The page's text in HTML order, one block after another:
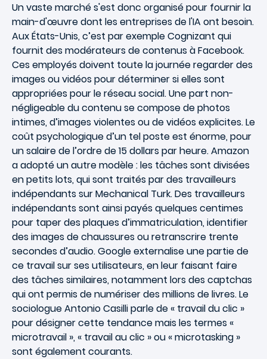
Un vaste marché s'est donc organisé pour fournir la
main-d'œuvre dont les entreprises de l'IA ont besoin.
Aux États-Unis, c’est par exemple Cognizant qui
fournit des modérateurs de contenus à Facebook.
Ces employés doivent toute la journée regarder des
images ou vidéos pour déterminer si elles sont
appropriées pour le réseau social. Une part non-
négligeable du contenu se compose de photos
intimes, d’images violentes ou de vidéos explicites. Le
coût psychologique d’un tel poste est énorme, pour
un salaire de l’ordre de 15 dollars par heure. Amazon
a adopté un autre modèle : les tâches sont divisées
en petits lots, qui sont traités par des travailleurs
indépendants sur Mechanical Turk. Des travailleurs
indépendants sont ainsi payés quelques centimes
pour taper des plaques d’immatriculation, identifier
des images de chaussures ou retranscrire trente
secondes d’audio. Google externalise une partie de
ce travail sur ses utilisateurs, en leur faisant faire
des tâches similaires, notamment lors des captchas
qui ont permis de numériser des millions de livres. Le
sociologue Antonio Casilli parle de « travail du clic »
pour désigner cette tendance mais les termes «
microtravail », « travail au clic » ou « microtasking »
sont également courants.